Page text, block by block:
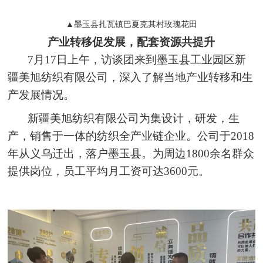
▲墨玉县扎瓦镇巴夏克其村玫瑰花田
产业转移促发展，配套资源共提升
7月17日上午，访谈团来到墨玉县工业园区新
疆美旭纺织有限公司，深入了解当地产业转移和生
产发展情况。
新疆美旭纺织有限公司为集设计，研发，生
产，销售于一体的纺织全产业链企业。公司于2018
年从义乌迁出，落户墨玉县。为周边1800余名群众
提供岗位，员工平均月工资可达3600元。